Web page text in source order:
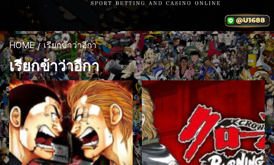
HOME เรียกข้าว่าอีกา
เรียกข้าว่าอีกา